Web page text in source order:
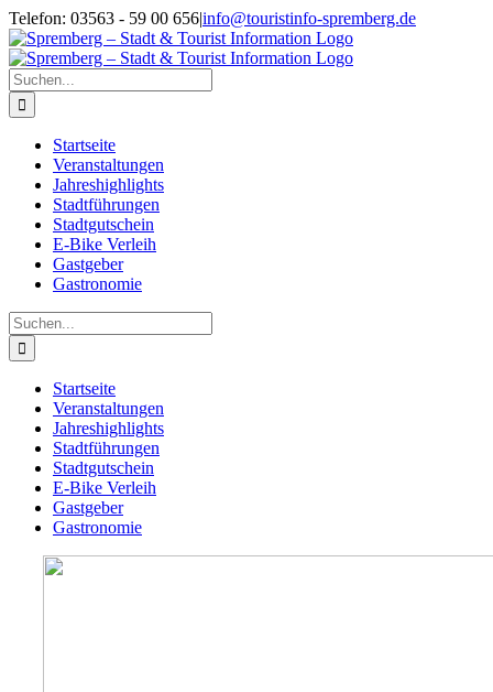
Zum
Inhalt
springen
Telefon: 03563 - 59 00 656|info@touristinfo-spremberg.de
Facebook
Instagram
Suche
nach:
Startseite
Veranstaltungen
Jahreshighlights
Stadtführungen
Stadtgutschein
E-Bike Verleih
Gastgeber
Gastronomie
Suche
nach:
Startseite
Veranstaltungen
Jahreshighlights
Stadtführungen
Stadtgutschein
E-Bike Verleih
Gastgeber
Gastronomie